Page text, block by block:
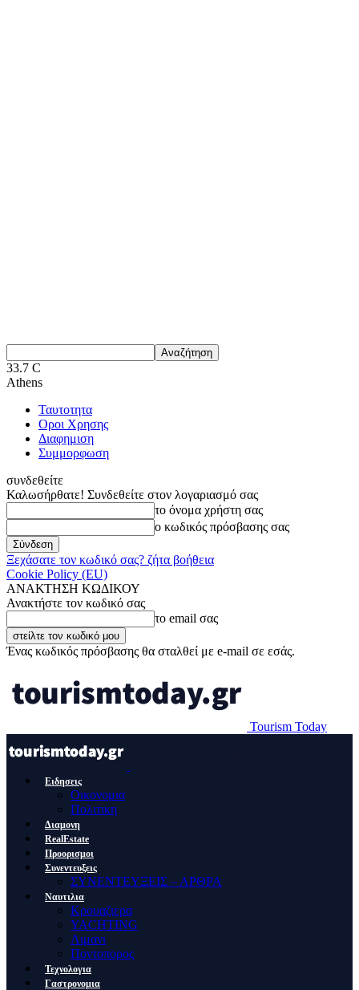
33.7 C
Athens
Ταυτοτητα
Οροι Χρησης
Διαφημιση
Συμμορφωση
συνδεθείτε
Καλωσήρθατε! Συνδεθείτε στον λογαριασμό σας
το όνομα χρήστη σας
ο κωδικός πρόσβασης σας
Ξεχάσατε τον κωδικό σας? ζήτα βοήθεια
Cookie Policy (EU)
ΑΝΑΚΤΗΣΗ ΚΩΔΙΚΟΥ
Ανακτήστε τον κωδικό σας
το email σας
Ένας κωδικός πρόσβασης θα σταλθεί με e-mail σε εσάς.
Tourism Today
Ειδησεις
Οικονομια
Πολιτικη
Διαμονη
RealEstate
Προορισμοι
Συνεντευξεις
ΣΥΝΕΝΤΕΥΞΕΙΣ – ΑΡΘΡΑ
Ναυτιλια
Κρουαζιερα
YACHTING
Λιμανι
Ποντοπορος
Τεχνολογια
Γαστρονομια